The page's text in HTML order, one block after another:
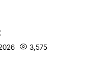
3,575